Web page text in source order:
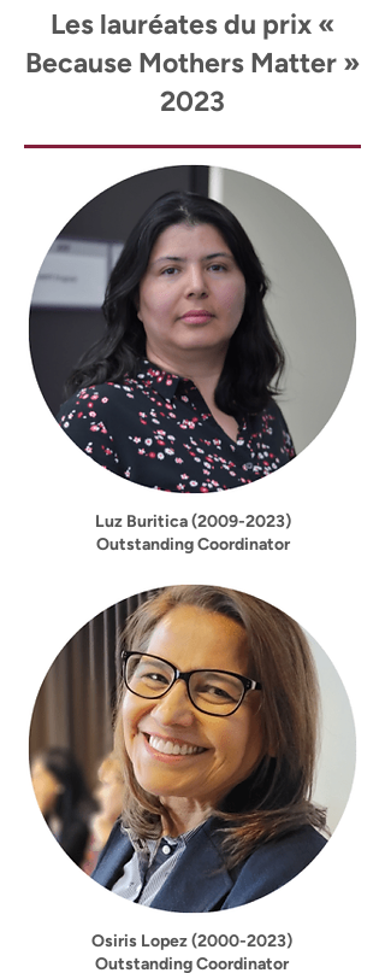
Les lauréates du prix «
Because Mothers Matter »
2023
Luz Buritica(2009-2023)
Outstanding Coordinator
Osiris Lopez(2000-2023)
Outstanding Coordinator